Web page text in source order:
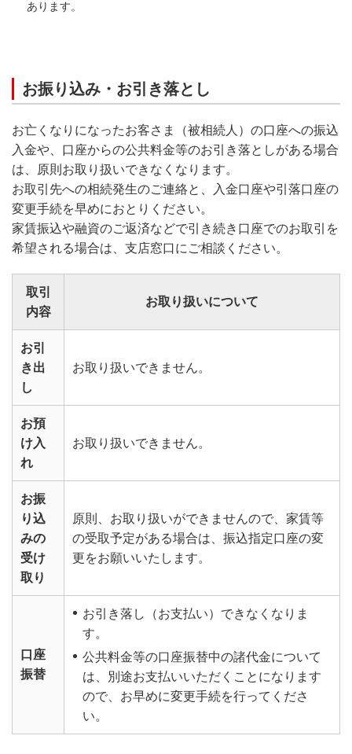
あります。
お振り込み・お引き落とし
お亡くなりになったお客さま（被相続人）の口座への振込
入金や、口座からの公共料金等のお引き落としがある場合
は、原則お取り扱いできなくなります。
お取引先への相続発生のご連絡と、入金口座や引落口座の
変更手続を早めにおとりください。
家賃振込や融資のご返済などで引き続き口座でのお取引を
希望される場合は、支店窓口にご相談ください。
取引
内容
お取り扱いについて
お引
き出
し
お取り扱いできません。
お預
け入
れ
お取り扱いできません。
お振
り込
みの
受け
取り
原則、お取り扱いができませんので、家賃等
の受取予定がある場合は、振込指定口座の変
更をお願いいたします。
口座
振替
お引き落し（お支払い）できなくなりま
す。
公共料金等の口座振替中の諸代金について
は、別途お支払いいただくことになります
ので、お早めに変更手続を行ってくださ
い。